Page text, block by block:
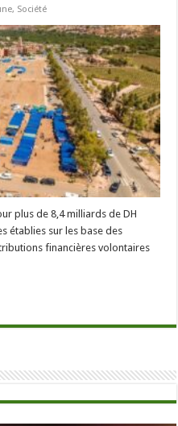
, Société
plus de 8,4 milliards de DH
établies sur les base des
financières volontaires